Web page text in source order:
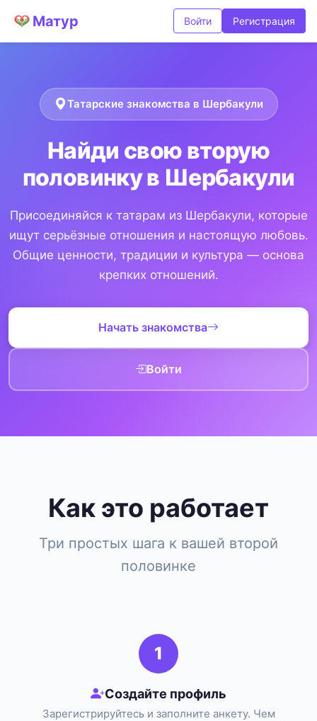
Матур Войти Регистрация
Татарские знакомства в Шербакули
Найди свою вторую
половинку в Шербакули
Присоединяйся к татарам из Шербакули, которые
ищут серьёзные отношения и настоящую любовь.
Общие ценности, традиции и культура — основа
крепких отношений.
Начать знакомства
Войти
Как это работает
Три простых шага к вашей второй
половинке
1
Создайте профиль
Зарегистрируйтесь и заполните анкету. Чем